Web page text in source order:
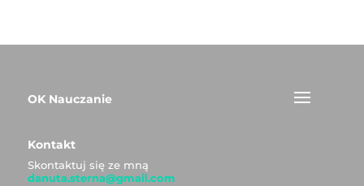
OK Nauczanie
Kontakt
Skontaktuj się ze mną
danuta.sterna@gmail.com